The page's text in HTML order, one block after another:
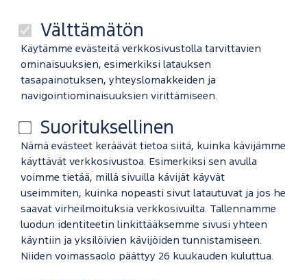
Välttämätön
Käytämme evästeitä verkkosivustolla tarvittavien
ominaisuuksien, esimerkiksi latauksen
tasapainotuksen, yhteyslomakkeiden ja
navigointiominaisuuksien virittämiseen.
Suorituksellinen
Nämä evästeet keräävät tietoa siitä, kuinka kävijämme
käyttävät verkkosivustoa. Esimerkiksi sen avulla
voimme tietää, millä sivuilla kävijät käyvät
useimmiten, kuinka nopeasti sivut latautuvat ja jos he
saavat virheilmoituksia verkkosivuilta. Tallennamme
luodun identiteetin linkittääksemme sivusi yhteen
käyntiin ja yksilöivien kävijöiden tunnistamiseen.
Niiden voimassaolo päättyy 26 kuukauden kuluttua.